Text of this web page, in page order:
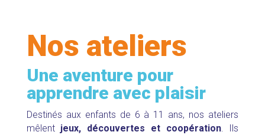
Nos ateliers
Une aventure pour
apprendre avec plaisir
Destinés aux enfants de 6 à 11 ans, nos ateliers
mêlentjeux, découvertes et coopération. Ils